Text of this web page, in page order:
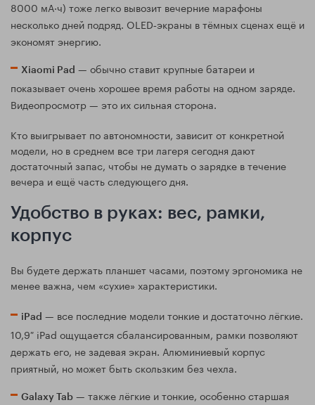
8000 мА·ч) тоже легко вывозит вечерние марафоны
несколько дней подряд. OLED‑экраны в тёмных сценах ещё и
экономят энергию.
Xiaomi Pad — обычно ставит крупные батареи и
показывает очень хорошее время работы на одном заряде.
Видеопросмотр — это их сильная сторона.
Кто выигрывает по автономности, зависит от конкретной
модели, но в среднем все три лагеря сегодня дают
достаточный запас, чтобы не думать о зарядке в течение
вечера и ещё часть следующего дня.
Удобство в руках: вес, рамки,
корпус
Вы будете держать планшет часами, поэтому эргономика не
менее важна, чем «сухие» характеристики.
iPad — все последние модели тонкие и достаточно лёгкие.
10,9″ iPad ощущается сбалансированным, рамки позволяют
держать его, не задевая экран. Алюминиевый корпус
приятный, но может быть скользким без чехла.
Galaxy Tab — также лёгкие и тонкие, особенно старшая